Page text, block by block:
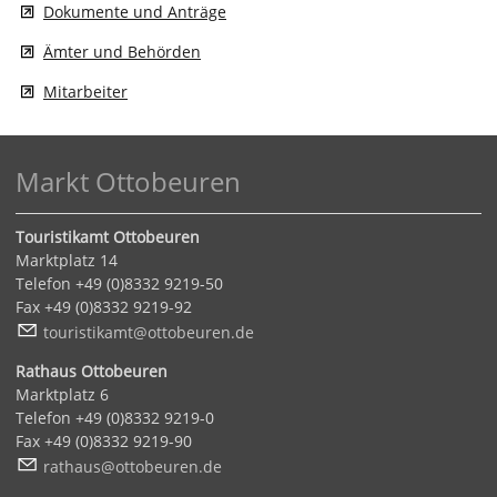
Dokumente und Anträge
Ämter und Behörden
Mitarbeiter
Markt Ottobeuren
Touristikamt Ottobeuren
Marktplatz 14
Telefon +49 (0)8332 9219-50
Fax +49 (0)8332 9219-92
t
r st k mt tt b r n d
Rathaus Ottobeuren
Marktplatz 6
Telefon +49 (0)8332 9219-0
Fax +49 (0)8332 9219-90
r th s tt b r n d